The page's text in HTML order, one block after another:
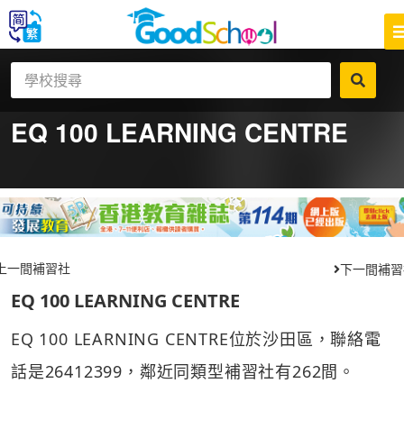
EQ 100 LEARNING CENTRE
一間補習社 下一間補
EQ 100 LEARNING CENTRE
EQ 100 LEARNING CENTRE位於沙田區，聯絡電
話是26412399，鄰近同類型補習社有262間。